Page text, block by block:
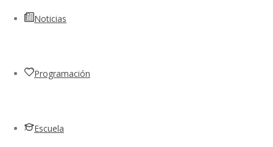
Noticias
Programación
Escuela